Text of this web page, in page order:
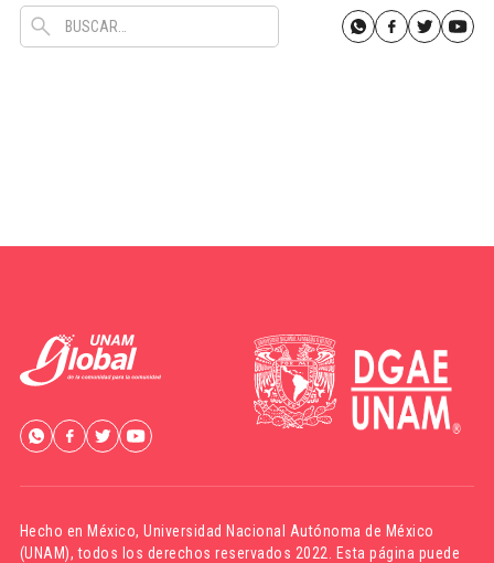
Hecho en México,Universidad Nacional Autónoma de México
(UNAM), todos los derechos reservados 2022. Esta página puede